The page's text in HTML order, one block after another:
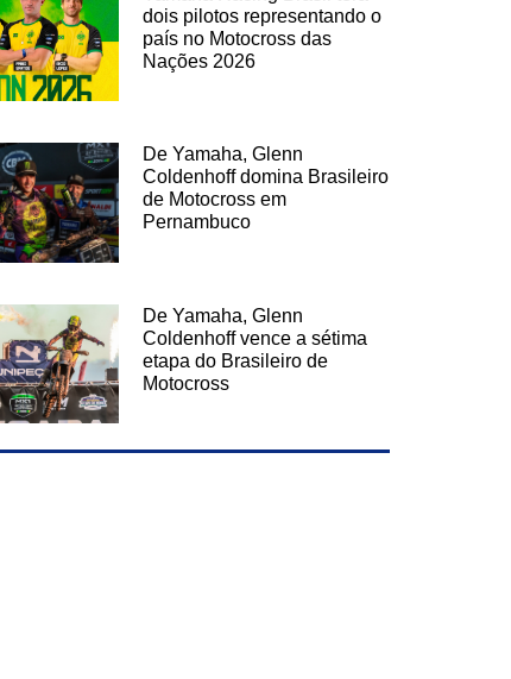
dois pilotos representando o
país no Motocross das
Nações 2026
De Yamaha, Glenn
Coldenhoff domina Brasileiro
de Motocross em
Pernambuco
De Yamaha, Glenn
Coldenhoff vence a sétima
etapa do Brasileiro de
Motocross